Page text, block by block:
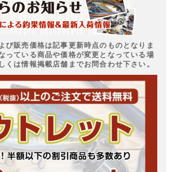
び販売価格は記事更新時点のものとなりま
っている商品や価格が変更となっている場
くは情報掲載店舗までお問合わせ下さい。